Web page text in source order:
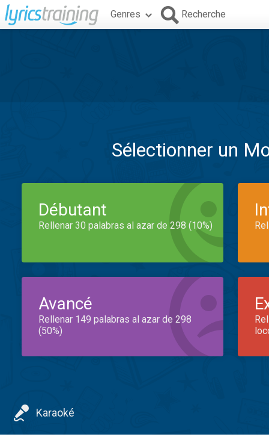
Genres Recherche
Sélectionner un
Débutant
Rellenar 30 palabras al azar de 298 (10%)
Avancé
Rellenar 149 palabras al azar de 298
(50%)
Karaoké